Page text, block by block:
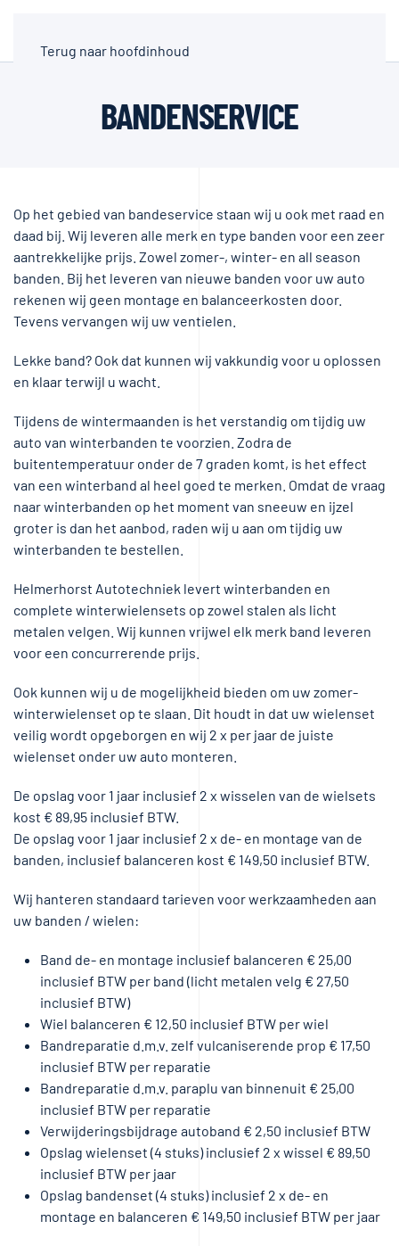
Terug naar hoofdinhoud
BANDENSERVICE
Op het gebied van bandeservice staan wij u ook met raad en
daad bij. Wij leveren alle merk en type banden voor een zeer
aantrekkelijke prijs. Zowel zomer-, winter- en all season
banden. Bij het leveren van nieuwe banden voor uw auto
rekenen wij geen montage en balanceerkosten door.
Tevens vervangen wij uw ventielen.
Lekke band? Ook dat kunnen wij vakkundig voor u oplossen
en klaar terwijl u wacht.
Tijdens de wintermaanden is het verstandig om tijdig uw
auto van winterbanden te voorzien. Zodra de
buitentemperatuur onder de 7 graden komt, is het effect
van een winterband al heel goed te merken. Omdat de vraag
naar winterbanden op het moment van sneeuw en ijzel
groter is dan het aanbod, raden wij u aan om tijdig uw
winterbanden te bestellen.
Helmerhorst Autotechniek levert winterbanden en
complete winterwielensets op zowel stalen als licht
metalen velgen. Wij kunnen vrijwel elk merk band leveren
voor een concurrerende prijs.
Ook kunnen wij u de mogelijkheid bieden om uw zomer-
winterwielenset op te slaan. Dit houdt in dat uw wielenset
veilig wordt opgeborgen en wij 2 x per jaar de juiste
wielenset onder uw auto monteren.
De opslag voor 1 jaar inclusief 2 x wisselen van de wielsets
kost € 89,95 inclusief BTW.
De opslag voor 1 jaar inclusief 2 x de- en montage van de
banden, inclusief balanceren kost € 149,50 inclusief BTW.
Wij hanteren standaard tarieven voor werkzaamheden aan
uw banden / wielen:
Band de- en montage inclusief balanceren € 25,00
inclusief BTW per band (licht metalen velg € 27,50
inclusief BTW)
Wiel balanceren € 12,50 inclusief BTW per wiel
Bandreparatie d.m.v. zelf vulcaniserende prop € 17,50
inclusief BTW per reparatie
Bandreparatie d.m.v. paraplu van binnenuit € 25,00
inclusief BTW per reparatie
Verwijderingsbijdrage autoband € 2,50 inclusief BTW
Opslag wielenset (4 stuks) inclusief 2 x wissel € 89,50
inclusief BTW per jaar
Opslag bandenset (4 stuks) inclusief 2 x de- en
montage en balanceren € 149,50 inclusief BTW per jaar